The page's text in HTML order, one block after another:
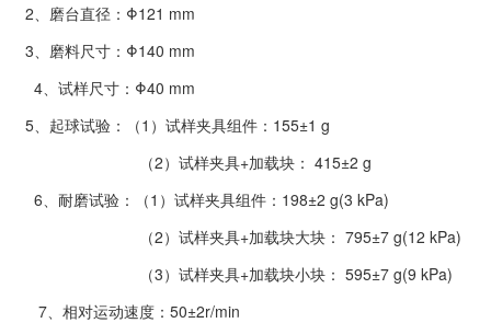
2、磨台直径：Φ121 mm
3、磨料尺寸：Φ140 mm
4、试样尺寸：Φ40 mm
5、起球试验：（1）试样夹具组件：155±1 g
（2）试样夹具+加载块： 415±2 g
6、耐磨试验：（1）试样夹具组件：198±2 g(3 kPa)
（2）试样夹具+加载块大块： 795±7 g(12 kPa)
（3）试样夹具+加载块小块： 595±7 g(9 kPa)
7、相对运动速度：50±2r/min